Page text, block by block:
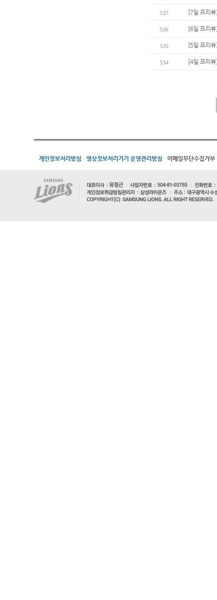
537 [7일 프리
536 [6일 프리
535 [5일 프리
534 [4일 프리
개인정보처리방침 영상정보처리기기 운영관리방침 이메일무단수집거부